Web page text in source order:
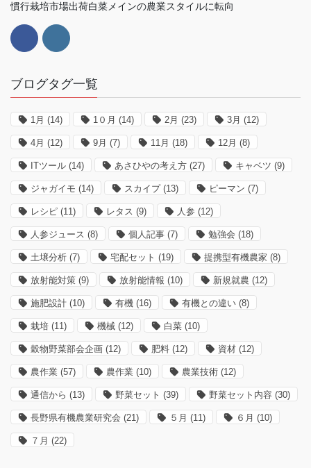
慣行栽培市場出荷白菜メインの農業スタイルに転向
ブログタグ一覧
1月 (14) 1０月 (14) 2月 (23) 3月 (12)
4月 (12) 9月 (7) 11月 (18) 12月 (8)
ITツール (14) あさひやの考え方 (27) キャベツ (9)
ジャガイモ (14) スカイプ(13) ピーマン (7)
レシピ (11) レタス (9) 人参 (12)
人参ジュース (8) 個人記事 (7) 勉強会 (18)
土壌分析 (7) 宅配セット (19) 提携型有機農家 (8)
放射能対策 (9) 放射能情報 (10) 新規就農 (12)
施肥設計 (10) 有機 (16) 有機との違い (8)
栽培 (11) 機械 (12) 白菜 (10)
穀物野菜部会企画 (12) 肥料 (12) 資材 (12)
農作業 (57) 農作業 (10) 農業技術 (12)
通信から (13) 野菜セット (39) 野菜セット内容 (30)
長野県有機農業研究会 (21) ５月 (11) ６月 (10)
７月 (22)